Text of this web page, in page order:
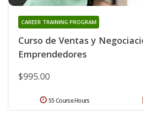
Curso de Ventas y
Emprendedores
CAREER TRAINING PROGRAM
$995.00
55 Course Hours